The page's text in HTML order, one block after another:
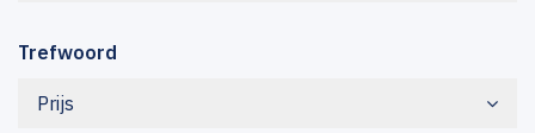
Trefwoord
Prijs